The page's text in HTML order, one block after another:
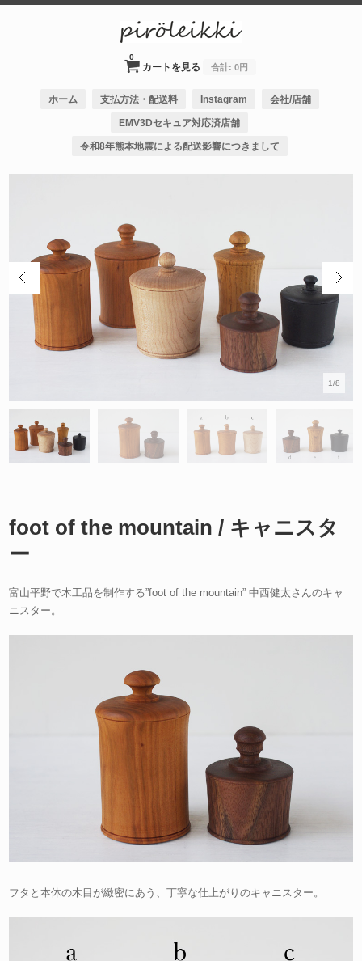
カートを見る
0
合計: 0円
ホーム 支払方法・配送料 Instagram 会社/店舗
EMV3Dセキュア対応済店舗
令和8年熊本地震による配送影響につきまして
1/8
foot of the mountain / キャニスタ
ー
富山平野で木工品を制作する”foot of the mountain” 中西健太さんのキャ
ニスター。
フタと本体の木目が緻密にあう、丁寧な仕上がりのキャニスター。